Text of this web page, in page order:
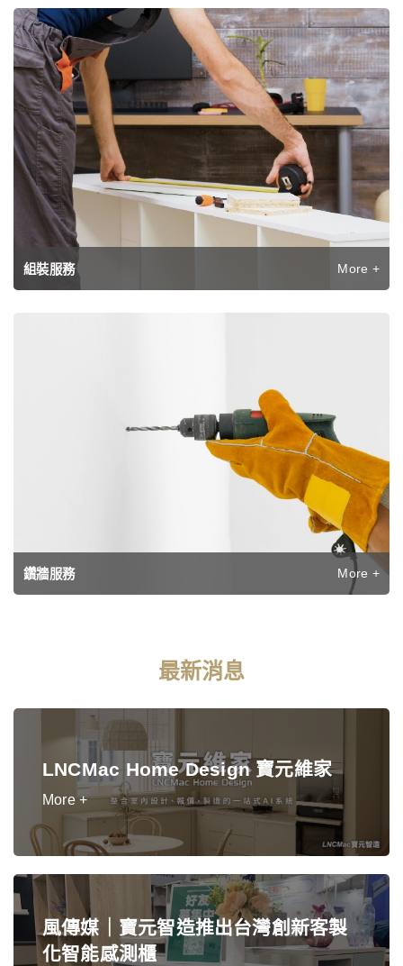
組裝服務 More +
鑽牆服務 More +
最新消息
LNCMac Home Design 寶元維家
More +
風傳媒｜寶元智造推出台灣創新客製
化智能感測櫃